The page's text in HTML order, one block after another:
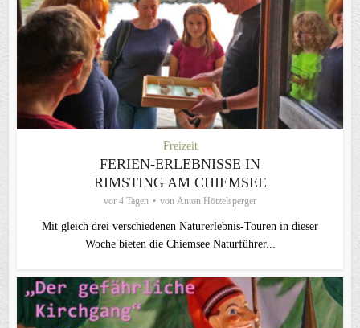
Freizeit
FERIEN-ERLEBNISSE IN
RIMSTING AM CHIEMSEE
vor 4 Tagen von Anton Hötzelsperger
Mit gleich drei verschiedenen Naturerlebnis-Touren in dieser
Woche bieten die Chiemsee Naturführer...